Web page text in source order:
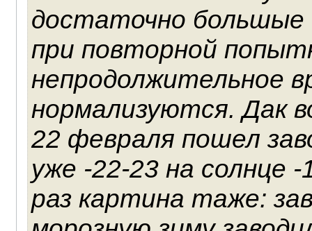
достаточно
при повторной
непродолжительное
нормализуются. Дак
22 февраля пошел
уже -22-23 на солнце
раз картина таже: